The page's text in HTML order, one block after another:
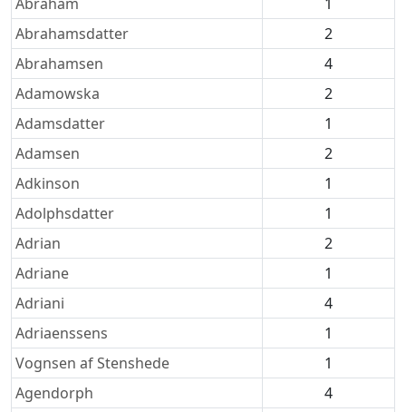
Abrahamsdatter
2
Abrahamsen
4
Adamowska
2
Adamsdatter
1
Adamsen
2
Adkinson
1
Adolphsdatter
1
Adrian
2
Adriane
1
Adriani
4
Adriaenssens
1
Vognsen af Stenshede
1
Agendorph
4